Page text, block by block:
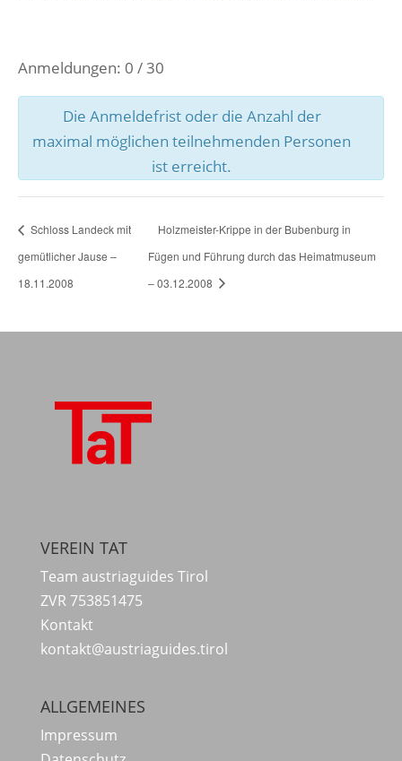
Anmeldungen: 0 / 30
Die Anmeldefrist oder die Anzahl der
maximal möglichen teilnehmenden Personen
ist erreicht.
Schloss Landeck mit
gemütlicher Jause –
18.11.2008
Holzmeister-Krippe in der Bubenburg in
Fügen und Führung durch das Heimatmuseum
– 03.12.2008
VEREIN TAT
Team austriaguides Tirol
ZVR 753851475
Kontakt
kontakt@austriaguides.tirol
ALLGEMEINES
Impressum